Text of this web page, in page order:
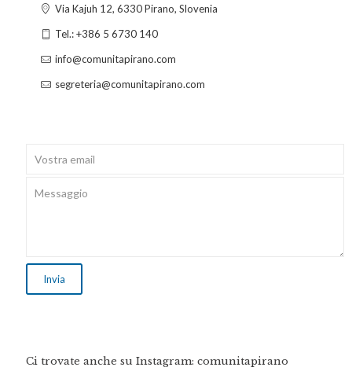
Via Kajuh 12, 6330 Pirano, Slovenia
Tel.: +386 5 6730 140
info@comunitapirano.com
segreteria@comunitapirano.com
Ci trovate anche su Instagram: comunitapirano